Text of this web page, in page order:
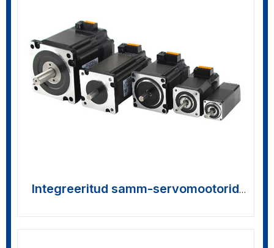
Integreeritud samm-servomootorid